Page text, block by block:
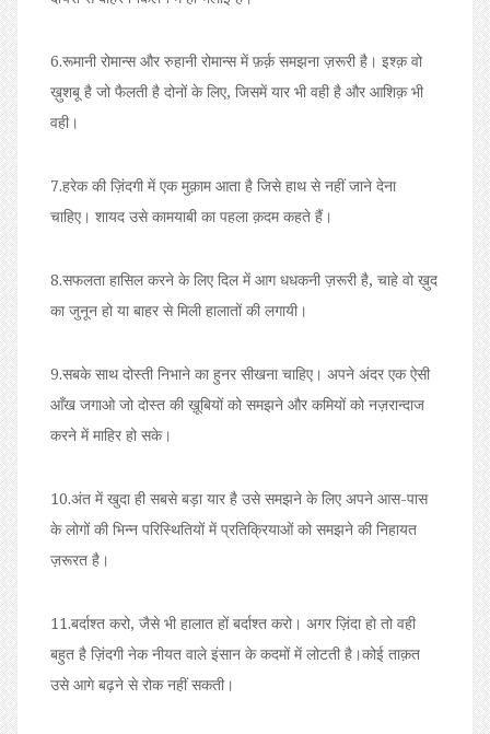
6.रूमानी रोमान्स और रुहानी रोमान्स में फ़र्क़ समझना ज़रूरी है। इश्क़ वो
ख़ुशबू है जो फैलती है दोनों के लिए, जिसमें यार भी वही है और आशिक़ भी
वही।
7.हरेक की ज़िंदगी में एक मुक़ाम आता है जिसे हाथ से नहीं जाने देना
चाहिए। शायद उसे कामयाबी का पहला क़दम कहते हैं।
8.सफलता हासिल करने के लिए दिल में आग धधकनी ज़रूरी है, चाहे वो ख़ुद
का जुनून हो या बाहर से मिली हालातों की लगायी।
9.सबके साथ दोस्ती निभाने का हुनर सीखना चाहिए। अपने अंदर एक ऐसी
आँख जगाओ जो दोस्त की ख़ूबियों को समझने और कमियों को नज़रान्दाज
करने में माहिर हो सके।
10.अंत में खुदा ही सबसे बड़ा यार है उसे समझने के लिए अपने आस-पास
के लोगों की भिन्न परिस्थितियों में प्रतिक्रियाओं को समझने की निहायत
ज़रूरत है।
11.बर्दाश्त करो, जैसे भी हालात हों बर्दाश्त करो। अगर ज़िंदा हो तो वही
बहुत है ज़िंदगी नेक नीयत वाले इंसान के कदमों में लोटती है।कोई ताक़त
उसे आगे बढ़ने से रोक नहीं सकती।